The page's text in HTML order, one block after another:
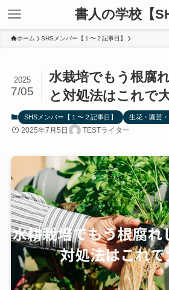
書人の学校【
ホーム SHSメンバー【１〜２記事目】
水栽培でもう根腐
と対処法はこれで
2025
7/05
SHSメンバー【１〜２記事目】 生花・園芸
2025年7月5日 TESTライター